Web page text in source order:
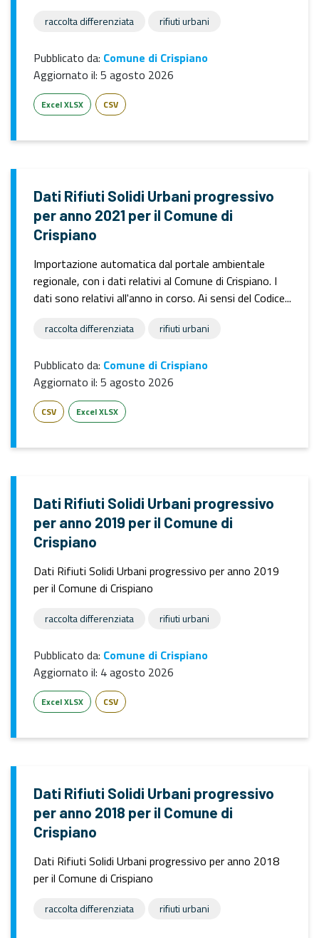
raccolta differenziata rifiuti urbani
Pubblicato da: Comune di Crispiano
Aggiornato il: 5 agosto 2026
Excel XLSX CSV
Dati Rifiuti Solidi Urbani progressivo
per anno 2021 per il Comune di
Crispiano
Importazione automatica dal portale ambientale
regionale, con i dati relativi al Comune di Crispiano. I
dati sono relativi all'anno in corso. Ai sensi del Codice...
raccolta differenziata rifiuti urbani
Pubblicato da: Comune di Crispiano
Aggiornato il: 5 agosto 2026
CSV Excel XLSX
Dati Rifiuti Solidi Urbani progressivo
per anno 2019 per il Comune di
Crispiano
Dati Rifiuti Solidi Urbani progressivo per anno 2019
per il Comune di Crispiano
raccolta differenziata rifiuti urbani
Pubblicato da: Comune di Crispiano
Aggiornato il: 4 agosto 2026
Excel XLSX CSV
Dati Rifiuti Solidi Urbani progressivo
per anno 2018 per il Comune di
Crispiano
Dati Rifiuti Solidi Urbani progressivo per anno 2018
per il Comune di Crispiano
raccolta differenziata rifiuti urbani